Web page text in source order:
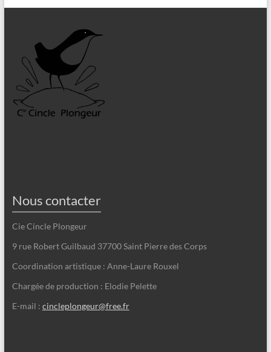
Nous contacter
Cie Cincle Plongeur
9 rue Robert Guilbaud 37700 Saint Pierre des Corps
Coordination artistique : Anne-Laure Rouxel
Chargée de production : Elodie Pelette
E-mail : cincleplongeur@free.fr